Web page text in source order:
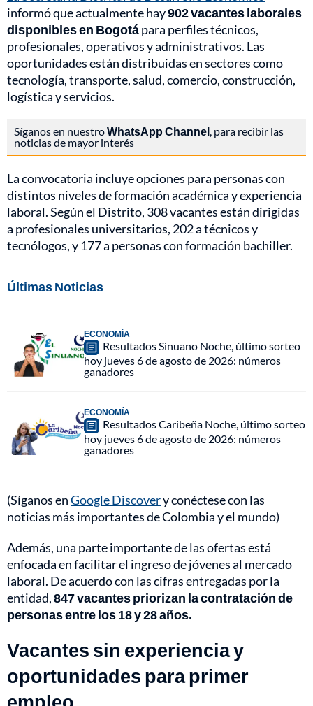
informó que actualmente hay902 vacantes laborales
disponibles en Bogotápara perfiles técnicos,
profesionales, operativos y administrativos. Las
oportunidades están distribuidas en sectores como
tecnología, transporte, salud, comercio, construcción,
logística y servicios.
Síganos en nuestroWhatsApp Channel, para recibir las
noticias de mayor interés
La convocatoria incluye opciones para personas con
distintos niveles de formación académica y experiencia
laboral. Según el Distrito, 308 vacantes están dirigidas
a profesionales universitarios, 202 a técnicos y
tecnólogos, y 177 a personas con formación bachiller.
Últimas Noticias
ECONOMÍA
Resultados Sinuano Noche, último sorteo
hoy jueves 6 de agosto de 2026: números
ganadores
ECONOMÍA
Resultados Caribeña Noche, último sorteo
hoy jueves 6 de agosto de 2026: números
ganadores
(Síganos enGoogle Discovery conéctese con las
noticias más importantes de Colombia y el mundo)
Además, una parte importante de las ofertas está
enfocada en facilitar el ingreso de jóvenes al mercado
laboral. De acuerdo con las cifras entregadas por la
entidad,847 vacantes priorizan la contratación de
personas entre los 18 y 28 años.
Vacantes sin experiencia y
oportunidades para primer